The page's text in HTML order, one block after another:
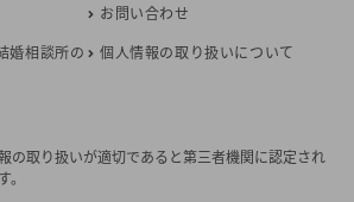
お問い合わせ
婚相談所の
個人情報の取り扱いについて
の取り扱いが適切であると第三者機関に認定され
。